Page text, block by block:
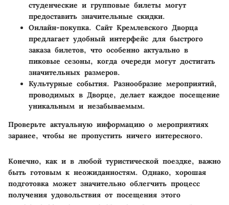
студенческие и групповые билеты могут
предоставить значительные скидки.
Онлайн-покупка. Сайт Кремлевского Дворца
предлагает удобный интерфейс для быстрого
заказа билетов, что особенно актуально в
пиковые сезоны, когда очереди могут достигать
значительных размеров.
Культурные события. Разнообразие мероприятий,
проводимых в Дворце, делает каждое посещение
уникальным и незабываемым.
Проверьте актуальную информацию о мероприятиях
заранее, чтобы не пропустить ничего интересного.
Конечно, как и в любой туристической поездке, важно
быть готовым к неожиданностям. Однако, хорошая
подготовка может значительно облегчить процесс
получения удовольствия от посещения этого